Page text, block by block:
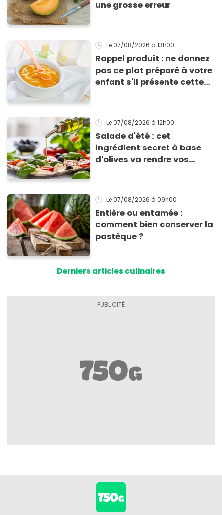
une grosse erreur
Le 07/08/2026 à 13h00
Rappel produit : ne donnez
pas ce plat préparé à votre
enfant s'il présente cette
Le 07/08/2026 à 12h00
Salade d'été : cet
ingrédient secret à base
d'olives va rendre vos
Le 07/08/2026 à 09h00
Entière ou entamée :
comment bien conserver la
pastèque ?
Derniers articles culinaires